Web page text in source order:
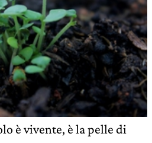
è vivente, è la pelle di